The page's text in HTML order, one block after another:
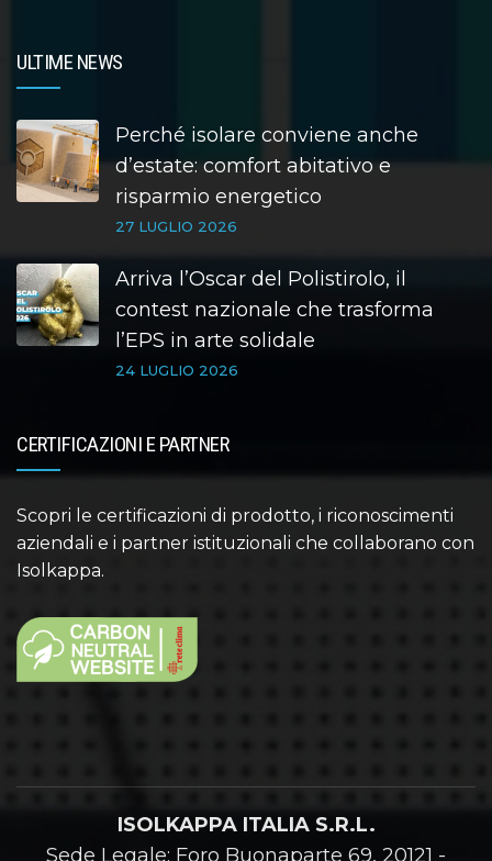
ULTIME NEWS
Perché isolare conviene anche
d’estate: comfort abitativo e
risparmio energetico
27 LUGLIO 2026
Arriva l’Oscar del Polistirolo, il
contest nazionale che trasforma
l’EPS in arte solidale
24 LUGLIO 2026
CERTIFICAZIONI E PARTNER
Scopri le certificazioni di prodotto, i riconoscimenti
aziendali e i partner istituzionali che collaborano con
Isolkappa.
ISOLKAPPA ITALIA S.R.L.
Sede Legale: Foro Buonaparte 69, 20121 -